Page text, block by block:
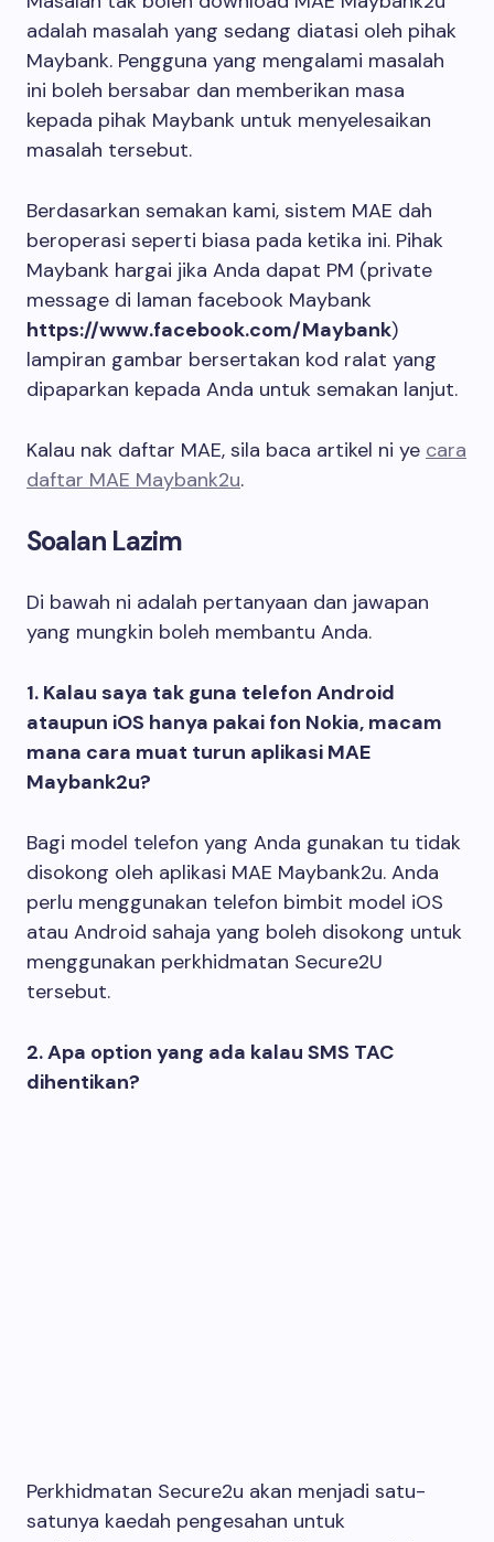
adalah masalah yang sedang diatasi oleh pihak
Maybank. Pengguna yang mengalami masalah
ini boleh bersabar dan memberikan masa
kepada pihak Maybank untuk menyelesaikan
masalah tersebut.
Berdasarkan semakan kami, sistem MAE dah
beroperasi seperti biasa pada ketika ini. Pihak
Maybank hargai jika Anda dapat PM (private
message di laman facebook Maybank
https://www.facebook.com/Maybank)
lampiran gambar bersertakan kod ralat yang
dipaparkan kepada Anda untuk semakan lanjut.
Kalau nak daftar MAE, sila baca artikel ni ye cara
daftar MAE Maybank2u.
Soalan Lazim
Di bawah ni adalah pertanyaan dan jawapan
yang mungkin boleh membantu Anda.
1. Kalau saya tak guna telefon Android
ataupun iOS hanya pakai fon Nokia, macam
mana cara muat turun aplikasi MAE
Maybank2u?
Bagi model telefon yang Anda gunakan tu tidak
disokong oleh aplikasi MAE Maybank2u. Anda
perlu menggunakan telefon bimbit model iOS
atau Android sahaja yang boleh disokong untuk
menggunakan perkhidmatan Secure2U
tersebut.
2. Apa option yang ada kalau SMS TAC
dihentikan?
Perkhidmatan Secure2u akan menjadi satu-
satunya kaedah pengesahan untuk